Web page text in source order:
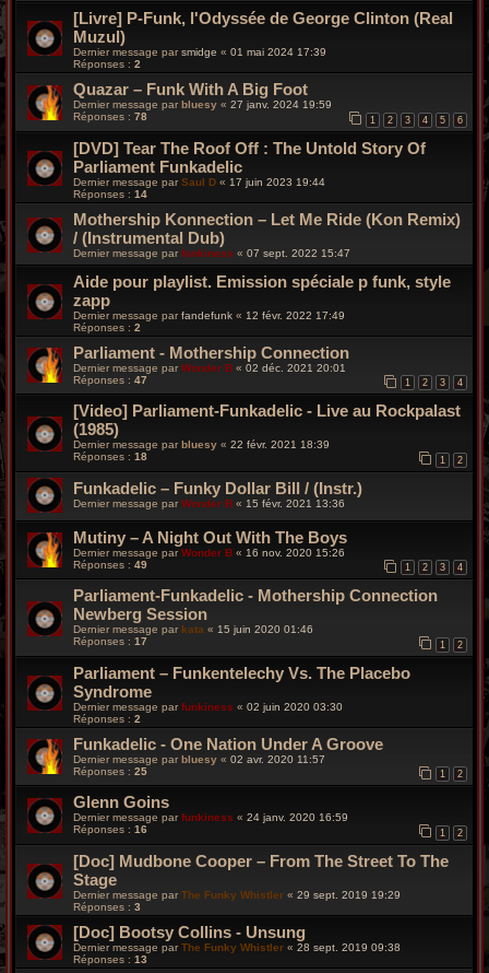
[Livre] P-Funk, l'Odyssée de George Clinton (Real
Muzul)
Dernier message par smidge « 01 mai 2024 17:39
Réponses : 2
Quazar – Funk With A Big Foot
Dernier message par bluesy « 27 janv. 2024 19:59
Réponses : 78 1 2 3 4 5 6
[DVD] Tear The Roof Off : The Untold Story Of
Parliament Funkadelic
Dernier message par Saul D « 17 juin 2023 19:44
Réponses : 14
Mothership Konnection – Let Me Ride (Kon Remix)
/ (Instrumental Dub)
Dernier message par funkiness « 07 sept. 2022 15:47
Aide pour playlist. Emission spéciale p funk, style
zapp
Dernier message par fandefunk « 12 févr. 2022 17:49
Réponses : 2
Parliament - Mothership Connection
Dernier message par Wonder B « 02 déc. 2021 20:01
Réponses : 47 1 2 3 4
[Video] Parliament-Funkadelic - Live au Rockpalast
(1985)
Dernier message par bluesy « 22 févr. 2021 18:39
Réponses : 18 1 2
Funkadelic – Funky Dollar Bill / (Instr.)
Dernier message par Wonder B « 15 févr. 2021 13:36
Mutiny – A Night Out With The Boys
Dernier message parWonder B « 16 nov. 2020 15:26
Réponses : 49 1 2 3 4
Parliament-Funkadelic - Mothership Connection
Newberg Session
Dernier message par kata « 15 juin 2020 01:46
Réponses : 17 1 2
Parliament – Funkentelechy Vs. The Placebo
Syndrome
Dernier message par funkiness « 02 juin 2020 03:30
Réponses : 2
Funkadelic - One Nation Under A Groove
Dernier message par bluesy « 02 avr. 2020 11:57
Réponses : 25 1 2
Glenn Goins
Dernier message parfunkiness « 24 janv. 2020 16:59
Réponses : 16 1 2
[Doc] Mudbone Cooper – From The Street To The
Stage
Dernier message par The Funky Whistler « 29 sept. 2019 19:29
Réponses : 3
[Doc] Bootsy Collins - Unsung
Dernier message parThe Funky Whistler « 28 sept. 2019 09:38
Réponses : 13